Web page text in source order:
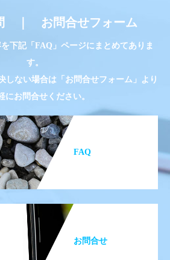
｜ お問合せフォーム
下記「FAQ」ページにまとめてありま
す。
しない場合は「お問合せフォーム」より
にお問合せください。
FAQ
お問合せ